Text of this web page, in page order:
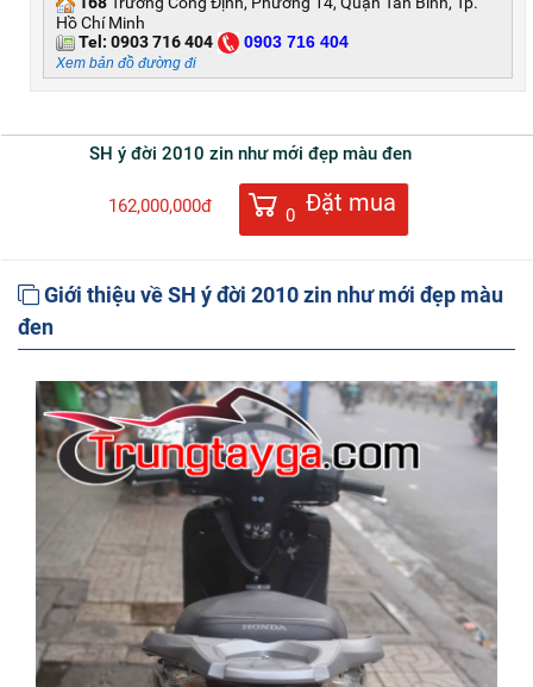
Hồ Chí Minh
Tel: 0903 716 404 0903 716 404
Xem bản đồ đường đi
SH ý đời 2010 zin như mới đẹp màu đen
162,000,000đ 0 Đặt mua
Giới thiệu về SH ý đời 2010 zin như mới đẹp màu
đen